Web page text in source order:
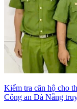
Kiểm tra căn hộ cho
Công an Đà Nẵng